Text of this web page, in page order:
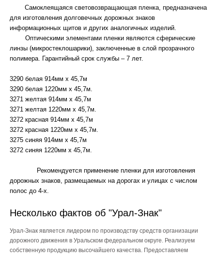
Самоклеящаяся световозвращающая пленка, предназначена
для изготовления долговечных дорожных знаков
информационных щитов и других аналогичных изделий.
Оптическими элементами пленки являются сферические
линзы (микростеклошарики), заключенные в слой прозрачного
полимера. Гарантийный срок службы – 7 лет.
3290 белая 914мм х 45,7м
3290 белая 1220мм х 45,7м.
3271 желтая 914мм х 45,7м
3271 желтая 1220мм х 45,7м.
3272 красная 914мм х 45,7м
3272 красная 1220мм х 45,7м.
3275 синяя 914мм х 45,7м
3272 синяя 1220мм х 45,7м.
Рекомендуется применение пленки для изготовления
дорожных знаков, размещаемых на дорогах и улицах с числом
полос до 4-х.
Несколько фактов об "Урал-Знак"
Урал-Знак является лидером по производству средств организации
дорожного движения в Уральском федеральном округе. Реализуем
собственную продукцию высочайшего качества. Предоставляем